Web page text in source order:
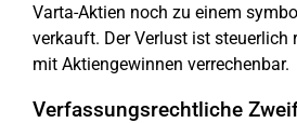
Varta-Aktien noch zu einem
verkauft. Der Verlust ist steuerlich
mit Aktiengewinnen verrechenbar.
Verfassungsrechtliche